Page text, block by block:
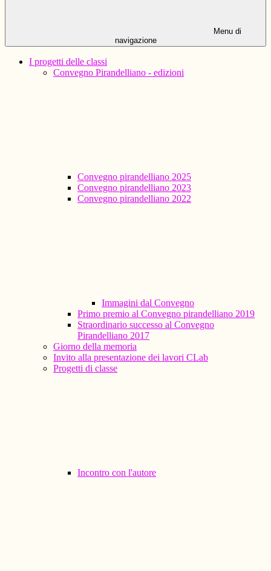
Menu di
navigazione
I progetti delle classi
Convegno Pirandelliano - edizioni
Convegno pirandelliano 2025
Convegno pirandelliano 2023
Convegno pirandelliano 2022
Immagini dal Convegno
Primo premio al Convegno pirandelliano 2019
Straordinario successo al Convegno
Pirandelliano 2017
Giorno della memoria
Invito alla presentazione dei lavori CLab
Progetti di classe
Incontro con l'autore